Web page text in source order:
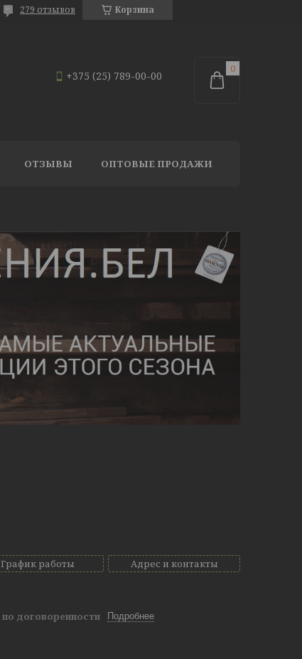
Корзина
279 отзывов
+375 (25) 789-00-00
ОТЗЫВЫ ОПТОВЫЕ ПРОДАЖИ
График работы Адрес и контакты
по договоренности Подробнее